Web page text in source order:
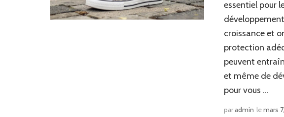
essentiel pour
croissance et
protection
peuvent
et même de
pour vous …
paradmin lemars